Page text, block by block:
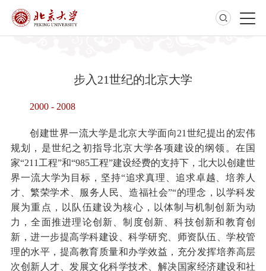
步入21世纪的北京大学
2000 - 2008
创建世界一流大学是北京大学面向21世纪提出的宏伟
规划，是世纪之初指导北京大学各项建设的纲领。在国
家“211工程”和“985工程”建设经费的支持下，北大以创建世
界一流大学为目标，坚持“追求真理、追求卓越、培养人
才、繁荣学术、服务人民、造福社会”“的理念，以学科发
展为重点，以队伍建设为核心，以体制与机制创新为动
力，全面推进理论创新、制度创新、科技创新和教育创
新，进一步提高学科建设、科学研究、师资队伍、学校管
理的水平，提高教育质量和办学效益，充分发挥培养高层
次创新人才、发展文化科学技术、解决国家经济建设和社